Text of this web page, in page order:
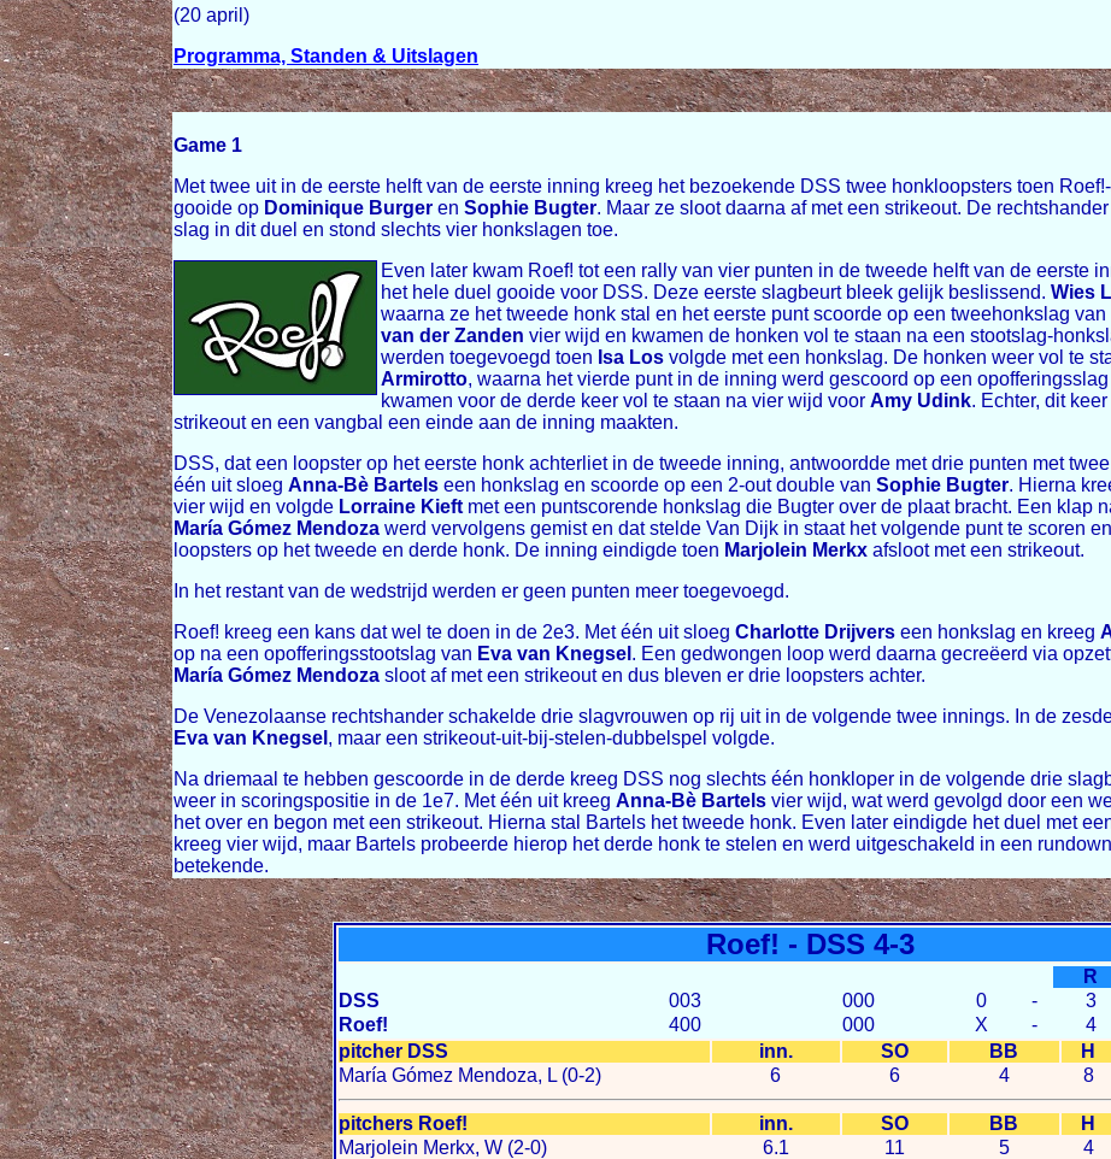
(20 april)
Programma, Standen & Uitslagen
Game 1
Met twee uit in de eerste helft van de eerste inning kreeg het bezoekende DSS twee honkloopsters toen
gooide op Dominique Burger en Sophie Bugter. Maar ze sloot daarna af met een strikeout. De
slag in dit duel en stond slechts vier honkslagen toe.
Even later kwam Roef! tot een rally van vier punten in de tweede helft van de eerste
het hele duel gooide voor DSS. Deze eerste slagbeurt bleek gelijk beslissend. Wies
waarna ze het tweede honk stal en het eerste punt scoorde op een tweehonkslag van
van der Zanden vier wijd en kwamen de honken vol te staan na een stootslag-
werden toegevoegd toen Isa Los volgde met een honkslag. De honken weer vol te
Armirotto, waarna het vierde punt in de inning werd gescoord op een
kwamen voor de derde keer vol te staan na vier wijd voor Amy Udink. Echter, dit
strikeout en een vangbal een einde aan de inning maakten.
DSS, dat een loopster op het eerste honk achterliet in de tweede inning, antwoordde met drie punten met
één uit sloeg Anna-Bè Bartels een honkslag en scoorde op een 2-out double van Sophie Bugter. Hierna
vier wijd en volgde Lorraine Kieft met een puntscorende honkslag die Bugter over de plaat bracht. Een klap
María Gómez Mendoza werd vervolgens gemist en dat stelde Van Dijk in staat het volgende punt te scoren
loopsters op het tweede en derde honk. De inning eindigde toen Marjolein Merkx afsloot met een strikeout.
In het restant van de wedstrijd werden er geen punten meer toegevoegd.
Roef! kreeg een kans dat wel te doen in de 2e3. Met één uit sloeg Charlotte Drijvers een honkslag en kreeg
op na een opofferingsstootslag van Eva van Knegsel . Een gedwongen loop werd daarna gecreëerd via
María Gómez Mendoza sloot af met een strikeout en dus bleven er drie loopsters achter.
De Venezolaanse rechtshander schakelde drie slagvrouwen op rij uit in de volgende twee innings. In de
Eva van Knegsel , maar een strikeout-uit-bij-stelen-dubbelspel volgde.
Na driemaal te hebben gescoorde in de derde kreeg DSS nog slechts één honkloper in de volgende drie
weer in scoringspositie in de 1e7. Met één uit kreeg Anna-Bè Bartels vier wijd, wat werd gevolgd door een
het over en begon met een strikeout. Hierna stal Bartels het tweede honk. Even later eindigde het duel met
kreeg vier wijd, maar Bartels probeerde hierop het derde honk te stelen en werd uitgeschakeld in een
betekende.
Roef! - DSS 4-3
R
DSS
003 000 0 - 3
Roef!
400 000 X - 4
pitcher DSS
inn. SO BB H
María Gómez Mendoza, L (0-2)
6 6 4 8
pitchers Roef! inn. SO BB H
Marjolein Merkx, W (2-0)
6.1 11 5 4